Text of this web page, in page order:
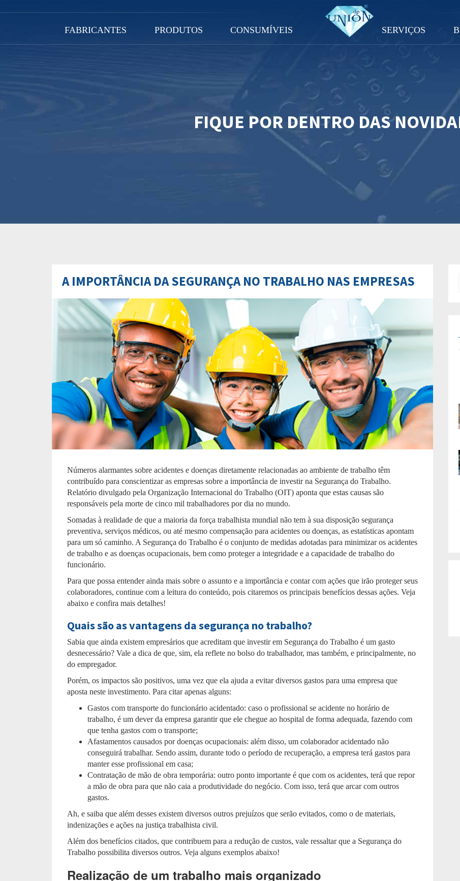
FABRICANTES PRODUTOS CONSUMÍVEIS SERVIÇOS
FIQUE POR DENTRO DAS
A IMPORTÂNCIA DA SEGURANÇA NO TRABALHO NAS EMPRESAS
Números alarmantes sobre acidentes e doenças diretamente relacionadas ao ambiente de trabalho têm
contribuído para conscientizar as empresas sobre a importância de investir na Segurança do Trabalho.
Relatório divulgado pela Organização Internacional do Trabalho (OIT) aponta que estas causas são
responsáveis pela morte de cinco mil trabalhadores por dia no mundo.
Somadas à realidade de que a maioria da força trabalhista mundial não tem à sua disposição segurança
preventiva, serviços médicos, ou até mesmo compensação para acidentes ou doenças, as estatísticas apontam
para um só caminho. A Segurança do Trabalho é o conjunto de medidas adotadas para minimizar os acidentes
de trabalho e as doenças ocupacionais, bem como proteger a integridade e a capacidade de trabalho do
funcionário.
Para que possa entender ainda mais sobre o assunto e a importância e contar com ações que irão proteger seus
colaboradores, continue com a leitura do conteúdo, pois citaremos os principais benefícios dessas ações. Veja
abaixo e confira mais detalhes!
Quais são as vantagens da segurança no trabalho?
Sabia que ainda existem empresários que acreditam que investir em Segurança do Trabalho é um gasto
desnecessário? Vale a dica de que, sim, ela reflete no bolso do trabalhador, mas também, e principalmente, no
do empregador.
Porém, os impactos são positivos, uma vez que ela ajuda a evitar diversos gastos para uma empresa que
aposta neste investimento. Para citar apenas alguns:
Gastos com transporte do funcionário acidentado: caso o profissional se acidente no horário de
trabalho, é um dever da empresa garantir que ele chegue ao hospital de forma adequada, fazendo com
que tenha gastos com o transporte;
Afastamentos causados por doenças ocupacionais: além disso, um colaborador acidentado não
conseguirá trabalhar. Sendo assim, durante todo o período de recuperação, a empresa terá gastos para
manter esse profissional em casa;
Contratação de mão de obra temporária: outro ponto importante é que com os acidentes, terá que repor
a mão de obra para que não caia a produtividade do negócio. Com isso, terá que arcar com outros
gastos.
Ah, e saiba que além desses existem diversos outros prejuízos que serão evitados, como o de materiais,
indenizações e ações na justiça trabalhista civil.
Além dos benefícios citados, que contribuem para a redução de custos, vale ressaltar que a Segurança do
Trabalho possibilita diversos outros. Veja alguns exemplos abaixo!
Realização de um trabalho mais organizado